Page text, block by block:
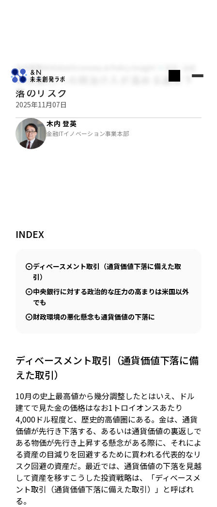
木内登英のGlobal Economy & Policy Insight
中央銀行への政治介入が高める通貨下
落のリスク
2025年11月07日
木内 登英
金融ITイノベーション事業本部
INDEX
ディベースメント取引（通貨価値下落に備えた取
引）
中央銀行に対する政治的な圧力の高まりは米国以外
でも
財政環境の悪化懸念も通貨価値の下落に
ディベースメント取引（通貨価値下落に備
えた取引）
10月の史上最高値から幾分調整したとはいえ、ドル
建てで見た金の価格はなお1トロイオンスあたり
4,000ドル程度と、歴史的高値圏にある。金は、通貨
価値が先行き下落する、あるいは通貨価値の裏返しで
ある物価が先行き上昇する懸念がある際に、それによ
る資産の目減りを回避するために買われる代表的なリ
スク回避の資産だ。最近では、通貨価値の下落を見越
して資産を移すこうした投資戦略は、「ディベースメ
ント取引（通貨価値下落に備えた取引）」と呼ばれ
る。